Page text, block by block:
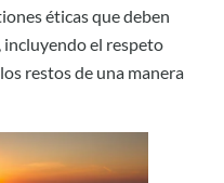
éticas que deben
incluyendo el respeto
restos de una manera